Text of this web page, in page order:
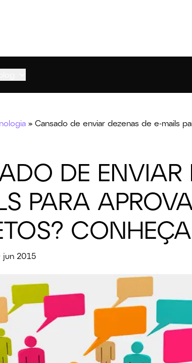
» Cansado de enviar dezenas de e-mails
DE ENVIAR
PARA
jun 2015